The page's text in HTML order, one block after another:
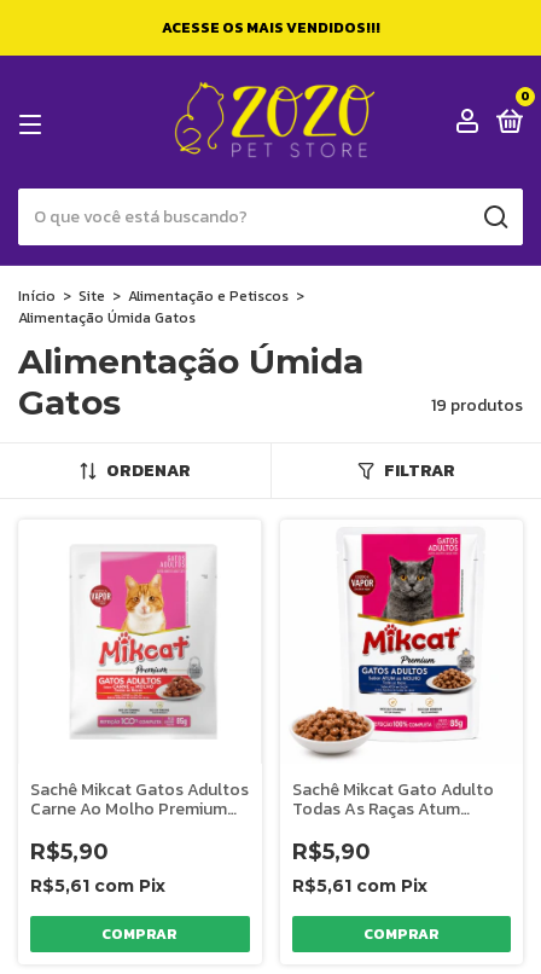
ACESSE OS MAIS VENDIDOS!!!
0
Início > Site > Alimentação e Petiscos >
Alimentação Úmida Gatos
Alimentação Úmida
Gatos
19 produtos
ORDENAR FILTRAR
Sachê Mikcat Gatos Adultos
Carne Ao Molho Premium
R$5,90
R$5,61 com Pix
Sachê Mikcat Gato Adulto
Todas As Raças Atum
R$5,90
R$5,61 com Pix